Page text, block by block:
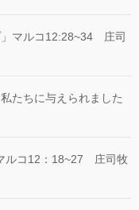
マルコ12:28~34 庄司
たちに与えられました
ルコ12：18~27 庄司牧